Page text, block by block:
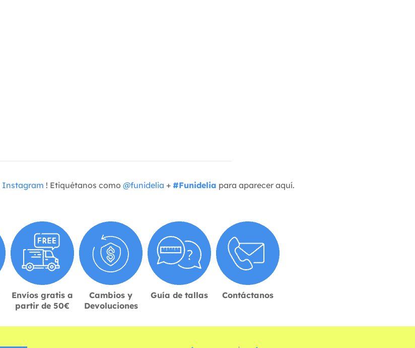
Instagram ! Etiquétanos como @funidelia + #Funidelia para aparecer aquí.
Envíos gratis a
partir de 50€
Cambios y
Devoluciones
Guía de tallas Contáctanos